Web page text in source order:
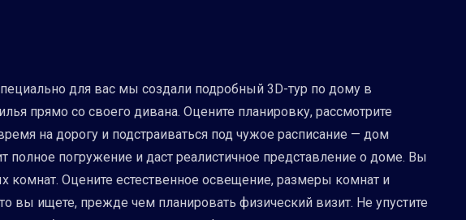
для вас мы создали подробный 3D-тур по дому в
прямо со своего дивана. Оцените планировку, рассмотрите
на дорогу и подстраиваться под чужое расписание — дом
погружение и даст реалистичное представление о доме. Вы
комнат. Оцените естественное освещение, размеры комнат и
вы ищете, прежде чем планировать физический визит. Не упустите